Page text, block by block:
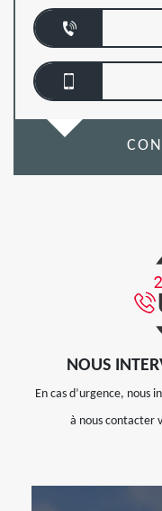
NOUS
En cas d’urgence, nous
à nous contacter